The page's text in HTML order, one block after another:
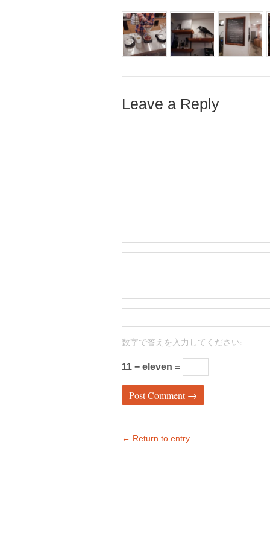
Leave a Reply
数字で答えを入力してください:
11 − eleven =
← Return to entry